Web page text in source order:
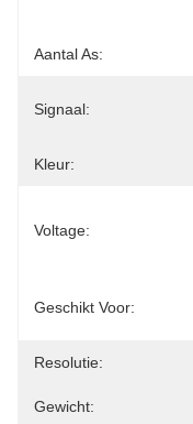
Aantal As:
Signaal:
Kleur:
Voltage:
Geschikt Voor:
Resolutie:
Gewicht: